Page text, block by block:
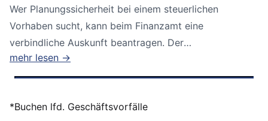
Wer Planungssicherheit bei einem steuerlichen
Vorhaben sucht, kann beim Finanzamt eine
verbindliche Auskunft beantragen. Der
Bundesfinanzhof...
mehr lesen →
*Buchen lfd. Geschäftsvorfälle